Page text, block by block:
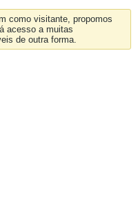
como visitante, propomos
acesso a muitas
de outra forma.